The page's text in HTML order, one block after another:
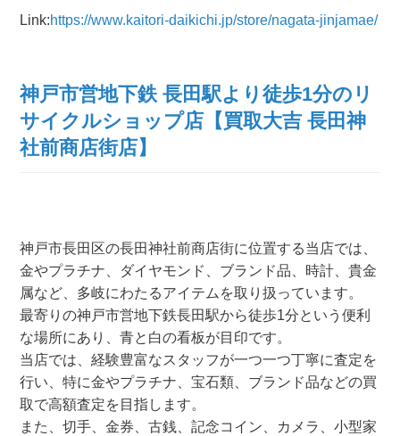
Link:https://www.kaitori-daikichi.jp/store/nagata-jinjamae/
神戸市営地下鉄 長田駅より徒歩1分のリ
サイクルショップ店【買取大吉 長田神
社前商店街店】
神戸市長田区の長田神社前商店街に位置する当店では、
金やプラチナ、ダイヤモンド、ブランド品、時計、貴金
属など、多岐にわたるアイテムを取り扱っています。
最寄りの神戸市営地下鉄長田駅から徒歩1分という便利
な場所にあり、青と白の看板が目印です。
当店では、経験豊富なスタッフが一つ一つ丁寧に査定を
行い、特に金やプラチナ、宝石類、ブランド品などの買
取で高額査定を目指します。
また、切手、金券、古銭、記念コイン、カメラ、小型家